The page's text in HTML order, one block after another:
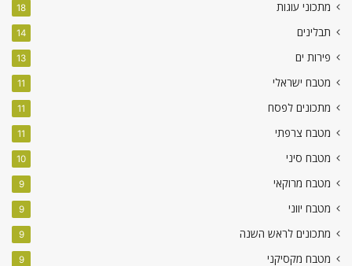
מתכוני עוגות 18
תבלינים 14
פירות ים 13
מטבח ישראלי 11
מתכונים לפסח 11
מטבח צרפתי 11
מטבח סיני 10
מטבח מרוקאי 9
מטבח יווני 9
מתכונים לראש השנה 9
מטבח מקסיקני 9